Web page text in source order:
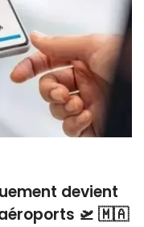
devient
aéroports 🛫 🇲🇦